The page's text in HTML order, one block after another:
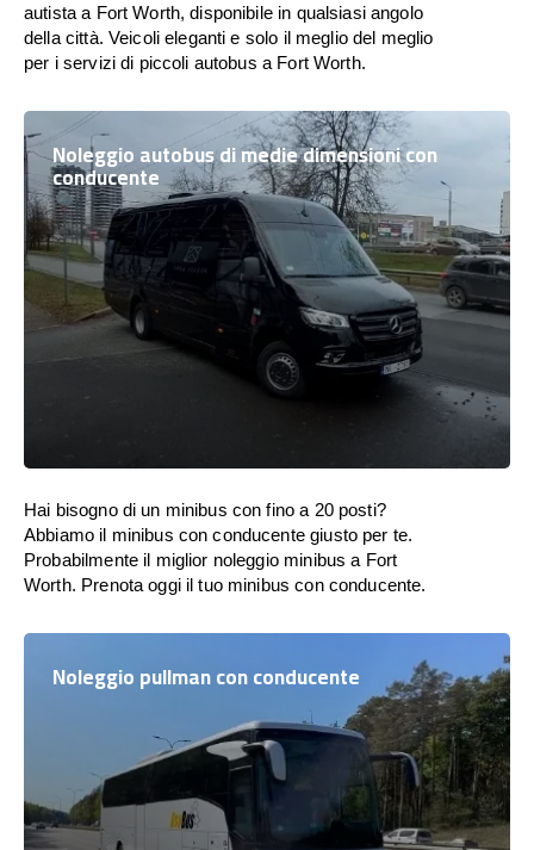
autista a Fort Worth, disponibile in qualsiasi angolo
della città. Veicoli eleganti e solo il meglio del meglio
per i servizi di piccoli autobus a Fort Worth.
Noleggio autobus di medie dimensioni con
conducente
Hai bisogno di un minibus con fino a 20 posti?
Abbiamo il minibus con conducente giusto per te.
Probabilmente il miglior noleggio minibus a Fort
Worth. Prenota oggi il tuo minibus con conducente.
Noleggio pullman con conducente